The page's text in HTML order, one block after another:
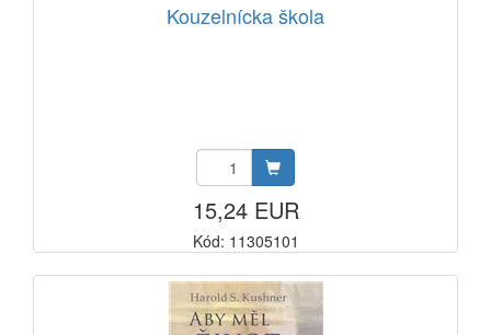
Kouzelnícka škola
15,24 EUR
Kód: 11305101